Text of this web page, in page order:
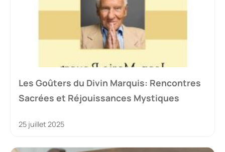
Les Goûters du Divin Marquis: Rencontres
Sacrées et Réjouissances Mystiques
25 juillet 2025